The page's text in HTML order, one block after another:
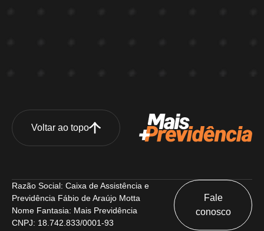
Voltar ao topo
Razão Social: Caixa de Assistência e
Previdência Fábio de Araújo Motta
Nome Fantasia: Mais Previdência
CNPJ: 18.742.833/0001-93
Fale
conosco